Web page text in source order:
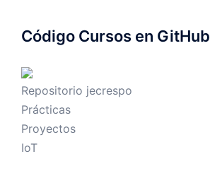
Código Cursos en GitHub
Repositorio jecrespo
Prácticas
Proyectos
IoT